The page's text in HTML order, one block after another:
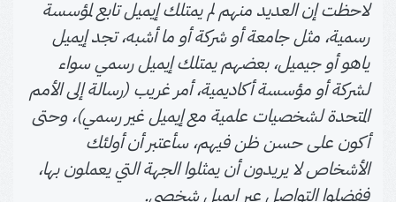
لاحظت إن العديد منهم لم يمتلك إيميل تابع لمؤسسة
رسمية، مثل جامعة أو شركة أو ما أشبه، تجد إيميل
ياهو أو جيميل، بعضهم يمتلك إيميل رسمي سواء
لشركة أو مؤسسة أكاديمية، أمر غريب (رسالة إلى الأمم
المتحدة لشخصيات علمية مع إيميل غير رسمي)، وحتى
أكون على حسن ظن فيهم، سأعتبر أن أولئك
الأشخاص لا يريدون أن يمثلوا الجهة التي يعملون بها،
ففضلوا التواصل عبر إيميل شخصي.